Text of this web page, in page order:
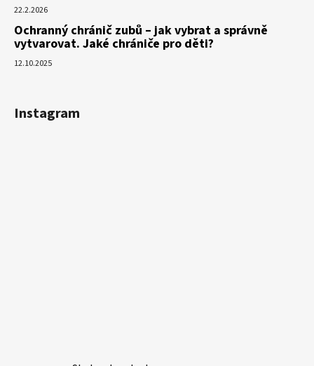
22.2.2026
Ochranný chránič zubů – jak vybrat a správně
vytvarovat. Jaké chrániče pro děti?
12.10.2025
Instagram